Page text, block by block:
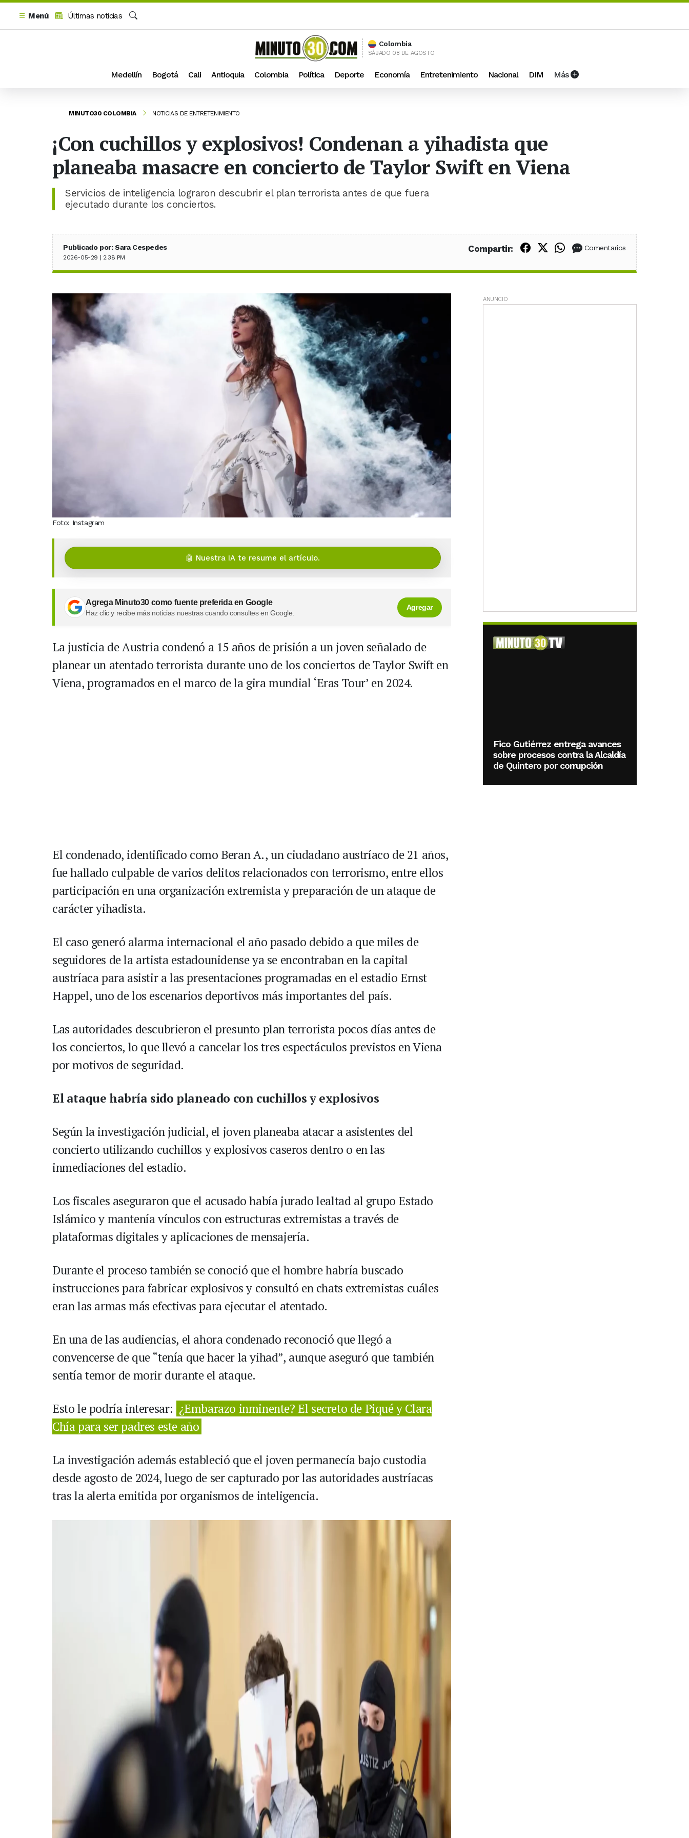
Menú
Últimas noticias
Buscar
Colombia
SÁBADO 08 DE AGOSTO
Medellín Bogotá Cali Antioquia Colombia Política Deporte Economía Entretenimiento Nacional DIM Más
MINUTO30 COLOMBIA NOTICIAS DE ENTRETENIMIENTO
¡Con cuchillos y explosivos! Condenan a yihadista que
planeaba masacre en concierto de Taylor Swift en Viena
Servicios de inteligencia lograron descubrir el plan terrorista antes de que fuera
ejecutado durante los conciertos.
Publicado por: Sara Cespedes
2026-05-29 | 2:38 PM
Compartir: Compartir en Facebook
Compartir en X (Twitter)
Compartir en WhatsApp
Comentarios
Foto: Instagram
🤖 Nuestra IA te resume el artículo.
Agrega Minuto30 como fuente preferida en Google
Haz clic y recibe más noticias nuestras cuando consultes en Google.
Agregar
La justicia de Austria condenó a 15 años de prisión a un joven señalado de
planear un atentado terrorista durante uno de los conciertos de Taylor Swift en
Viena, programados en el marco de la gira mundial ‘Eras Tour’ en 2024.
El condenado, identificado como Beran A., un ciudadano austríaco de 21 años,
fue hallado culpable de varios delitos relacionados con terrorismo, entre ellos
participación en una organización extremista y preparación de un ataque de
carácter yihadista.
El caso generó alarma internacional el año pasado debido a que miles de
seguidores de la artista estadounidense ya se encontraban en la capital
austríaca para asistir a las presentaciones programadas en el estadio Ernst
Happel, uno de los escenarios deportivos más importantes del país.
Las autoridades descubrieron el presunto plan terrorista pocos días antes de
los conciertos, lo que llevó a cancelar los tres espectáculos previstos en Viena
por motivos de seguridad.
El ataque habría sido planeado con cuchillos y explosivos
Según la investigación judicial, el joven planeaba atacar a asistentes del
concierto utilizando cuchillos y explosivos caseros dentro o en las
inmediaciones del estadio.
Los fiscales aseguraron que el acusado había jurado lealtad al grupo Estado
Islámico y mantenía vínculos con estructuras extremistas a través de
plataformas digitales y aplicaciones de mensajería.
Durante el proceso también se conoció que el hombre habría buscado
instrucciones para fabricar explosivos y consultó en chats extremistas cuáles
eran las armas más efectivas para ejecutar el atentado.
En una de las audiencias, el ahora condenado reconoció que llegó a
convencerse de que “tenía que hacer la yihad”, aunque aseguró que también
sentía temor de morir durante el ataque.
Esto le podría interesar: ¿Embarazo inminente? El secreto de Piqué y Clara
Chía para ser padres este año
La investigación además estableció que el joven permanecía bajo custodia
desde agosto de 2024, luego de ser capturado por las autoridades austríacas
tras la alerta emitida por organismos de inteligencia.
ANUNCIO
Fico Gutiérrez entrega avances
sobre procesos contra la Alcaldía
de Quintero por corrupción